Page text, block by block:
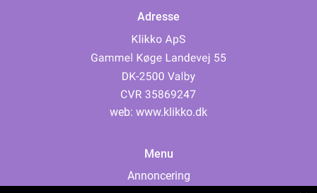
Adresse
web: www.klikko.dk
Menu
Annoncering